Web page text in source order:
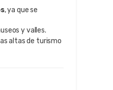
, ya que se
y valles.
altas de turismo